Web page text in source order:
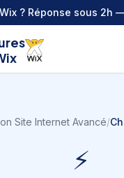
Wix ? Réponse sous 2h
Site Internet Avancé/
⚡